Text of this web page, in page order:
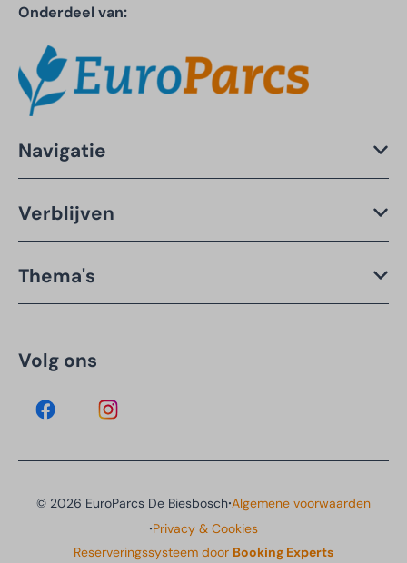
Onderdeel van:
Navigatie
Verblijven
Thema's
Volg ons
© 2026 EuroParcs De Biesbosch·Algemene voorwaarden
·Privacy & Cookies
Reserveringssysteem door Booking Experts